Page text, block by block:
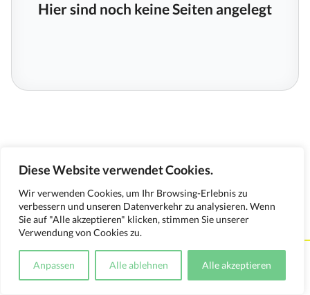
Diese Website verwendet Cookies.
Wir verwenden Cookies, um Ihr Browsing-Erlebnis zu
verbessern und unseren Datenverkehr zu analysieren. Wenn
Sie auf "Alle akzeptieren" klicken, stimmen Sie unserer
Verwendung von Cookies zu.
Anpassen Alle ablehnen Alle akzeptieren
Hier sind noch keine Seiten angelegt
Kontakt Impressum Datenschutzerklärung
Medienverwendungsnachweis